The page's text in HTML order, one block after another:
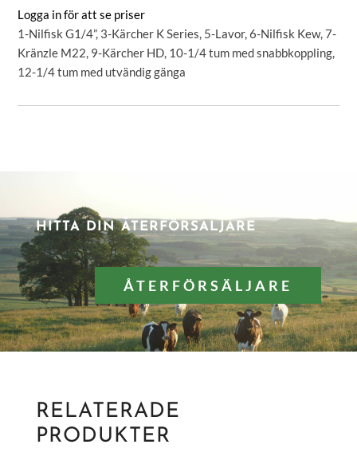
Logga in för att se priser
1-Nilfisk G1/4”, 3-Kärcher K Series, 5-Lavor, 6-Nilfisk Kew, 7-
Kränzle M22, 9-Kärcher HD, 10-1/4 tum med snabbkoppling,
12-1/4 tum med utvändig gänga
HITTA DIN ÅTERFÖRSÄLJARE
ÅTERFÖRSÄLJARE
RELATERADE
PRODUKTER